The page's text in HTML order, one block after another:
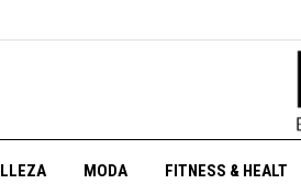
MODA FITNESS & HEALT